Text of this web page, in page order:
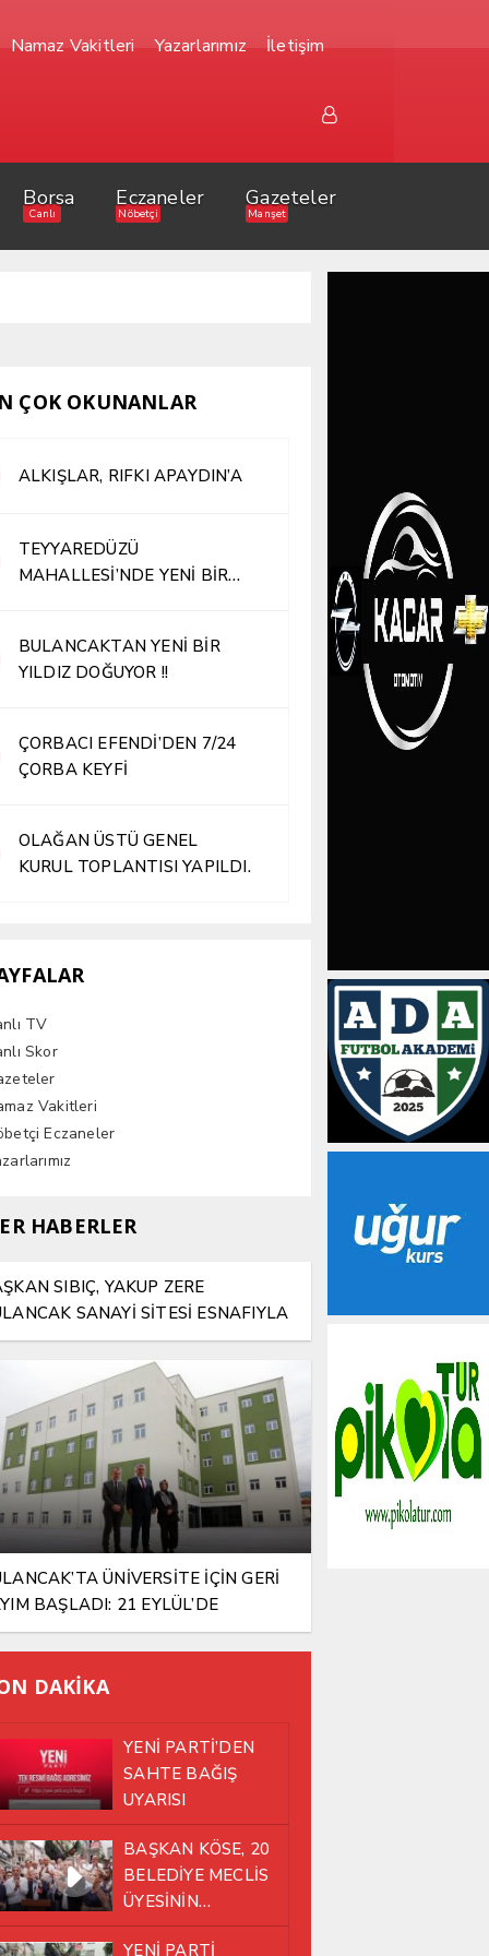
Namaz Vakitleri Yazarlarımız İletişim
Borsa
Canlı
Eczaneler
Nöbetçi
Gazeteler
Manşet
ÇOK OKUNANLAR
ALKIŞLAR, RIFKI APAYDIN’A
TEYYAREDÜZÜ
MAHALLESİ’NDE YENİ BİR
BULANCAKTAN YENİ BİR
YILDIZ DOĞUYOR !!
ÇORBACI EFENDİ’DEN 7/24
ÇORBA KEYFİ
OLAĞAN ÜSTÜ GENEL
KURUL TOPLANTISI YAPILDI.
TV
Skor
Vakitleri
Eczaneler
HABERLER
SIBIÇ, YAKUP ZERE
SANAYİ SİTESİ ESNAFIYLA
SOFRADA BULUŞTU
ÜNİVERSİTE İÇİN GERİ
BAŞLADI: 21 EYLÜL’DE
AÇILIYOR
DAKİKA
YENİ PARTİ’DEN
SAHTE BAĞIŞ
UYARISI
BAŞKAN KÖSE, 20
BELEDİYE MECLİS
ÜYESİNİN
TAMAMININ YENİ
YENİ PARTİ